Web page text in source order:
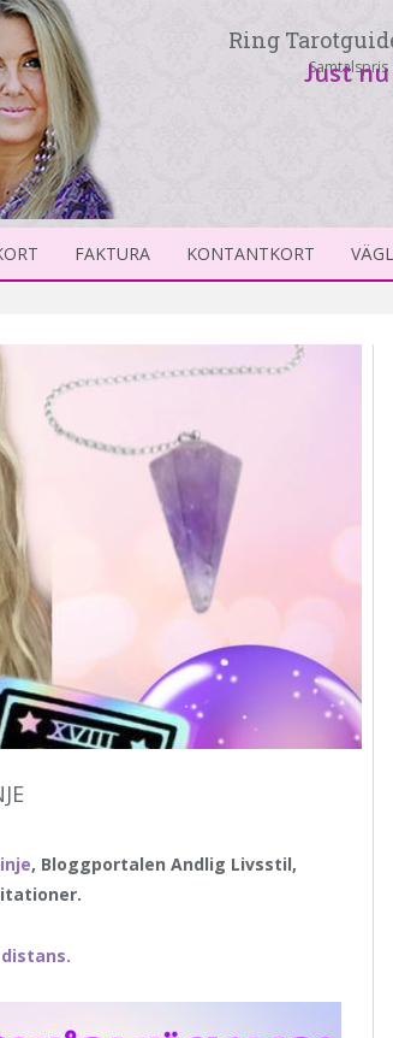
Ring
Just
FAKTURA KONTANTKORT
, Bloggportalen Andlig Livsstil,